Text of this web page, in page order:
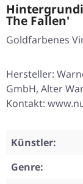
The Fallen'
Goldfarbenes
Hersteller:
GmbH, Alter
Kontakt:
Künstler:
Genre: